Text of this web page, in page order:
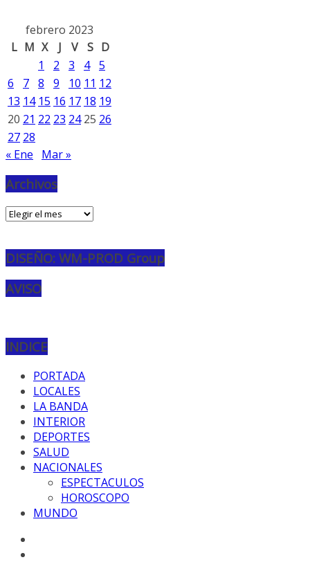
febrero 2023
L M X J V S D
1
2 3 4 5
6
7 8 9 10 11 12
13 14 15 16 17 18 19
20 21 22 23 24 25 26
27 28
« Ene
Mar »
Archivos
Archivos
DISEÑO: WM-PROD Group
AVISO
INDICE
PORTADA
LOCALES
LA BANDA
INTERIOR
DEPORTES
SALUD
NACIONALES
ESPECTACULOS
HOROSCOPO
MUNDO